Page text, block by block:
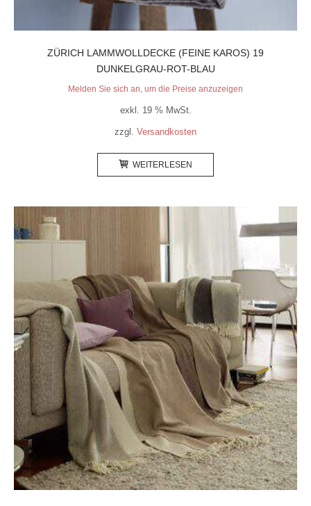
ZÜRICH LAMMWOLLDECKE (FEINE KAROS) 19
DUNKELGRAU-ROT-BLAU
Melden Sie sich an, um die Preise anzuzeigen
exkl. 19 % MwSt.
zzgl. Versandkosten
WEITERLESEN